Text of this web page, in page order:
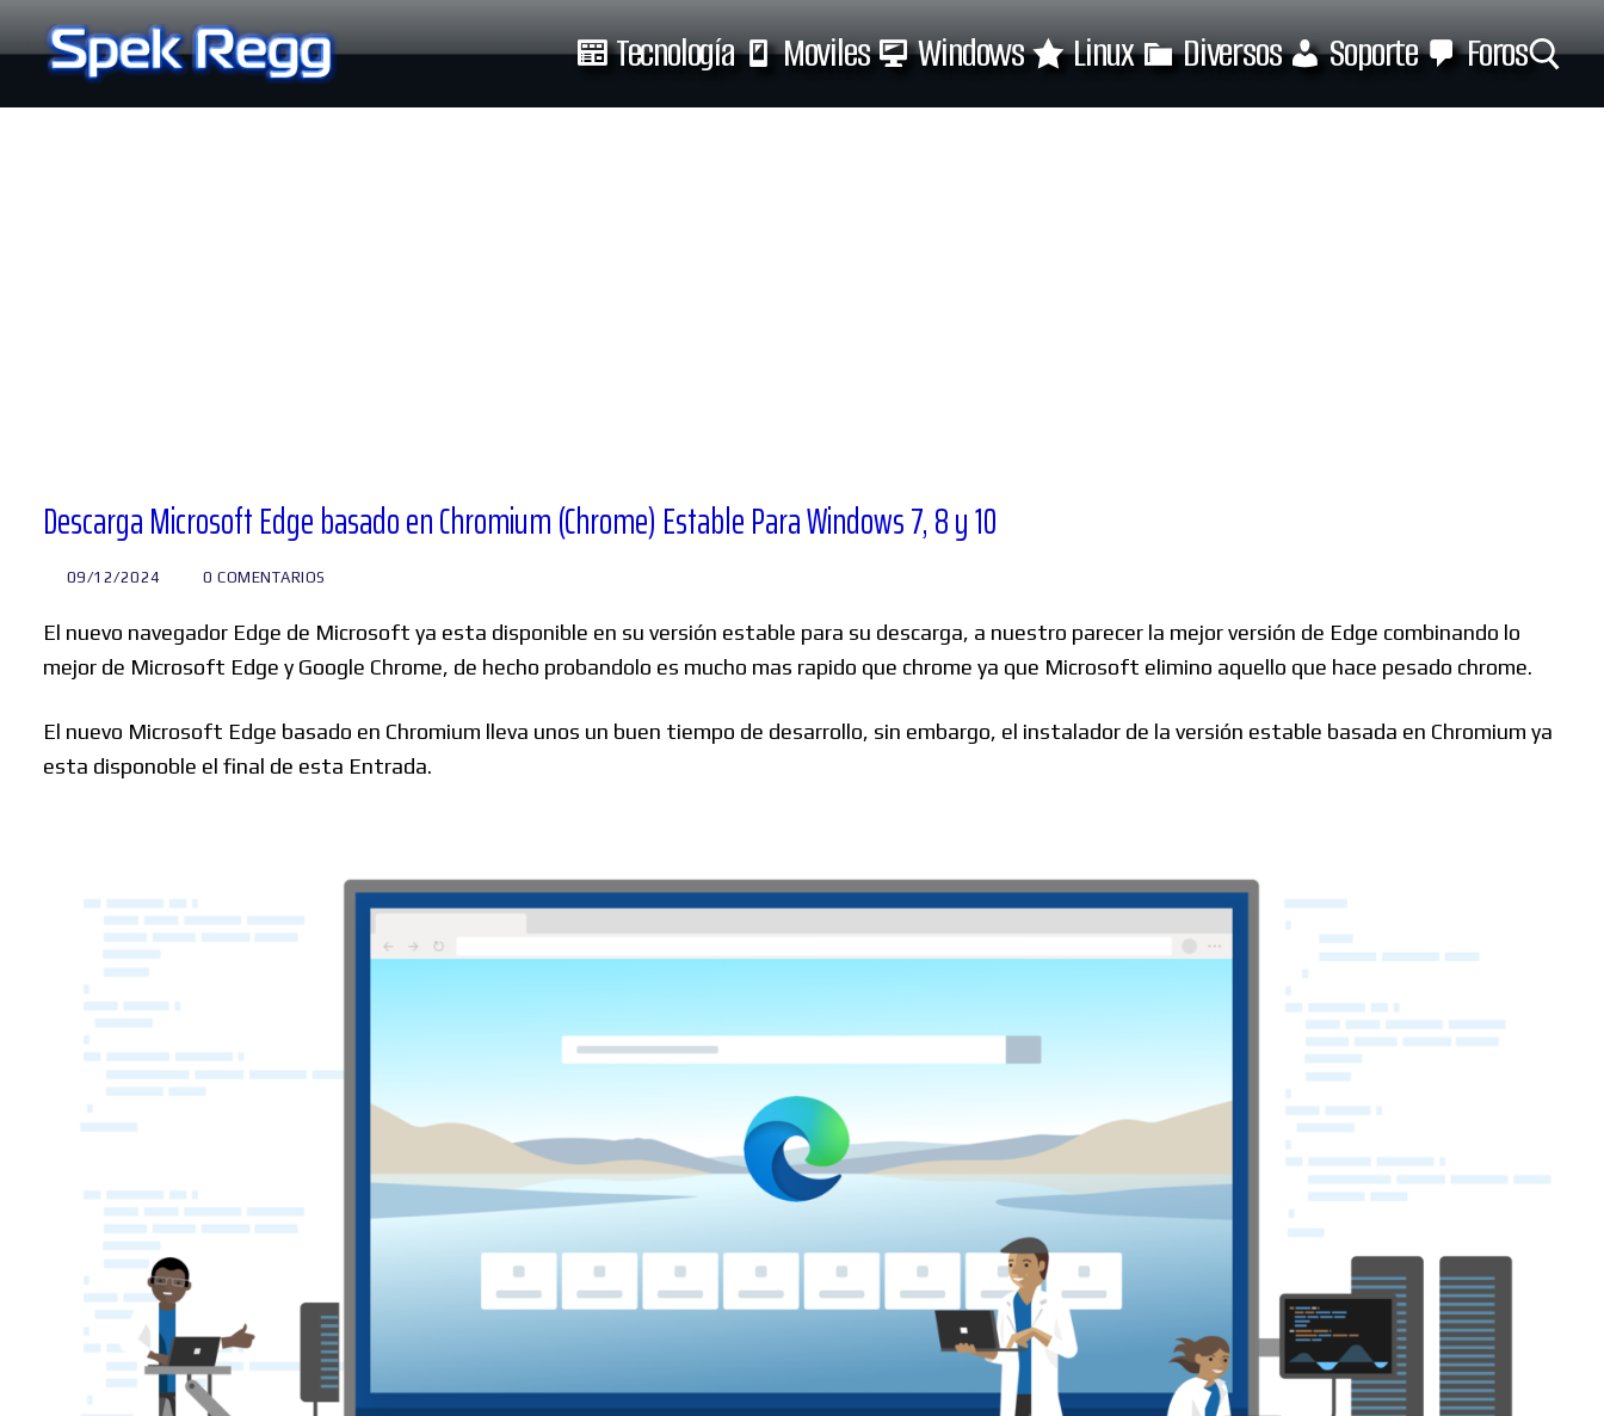
al
contenido
Tecnología Moviles Windows Linux Diversos Soporte Foros
Foros
Buscar:
Descarga Microsoft Edge basado en Chromium (Chrome) Estable Para Windows 7, 8 y 10
09/12/2024 0 COMENTARIOS
El nuevo navegador Edge de Microsoft ya esta disponible en su versión estable para su descarga, a nuestro parecer la mejor versión de Edge combinando lo
mejor de Microsoft Edge y Google Chrome, de hecho probandolo es mucho mas rapido que chrome ya que Microsoft elimino aquello que hace pesado chrome.
El nuevo Microsoft Edge basado en Chromium lleva unos un buen tiempo de desarrollo, sin embargo, el instalador de la versión estable basada en Chromium ya
esta disponoble el final de esta Entrada.